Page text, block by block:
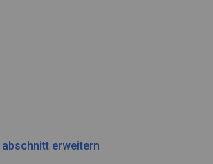
abschnitt erweitern